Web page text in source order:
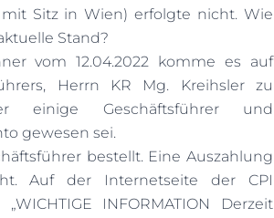
Sitz in Wien) erfolgte nicht. Wie
Stand?
vom 12.04.2022 komme es auf
Herrn KR Mg. Kreihsler zu
einige Geschäftsführer und
gewesen sei.
bestellt. Eine Auszahlung
Auf der Internetseite der CPI
INFORMATION
Derzeit